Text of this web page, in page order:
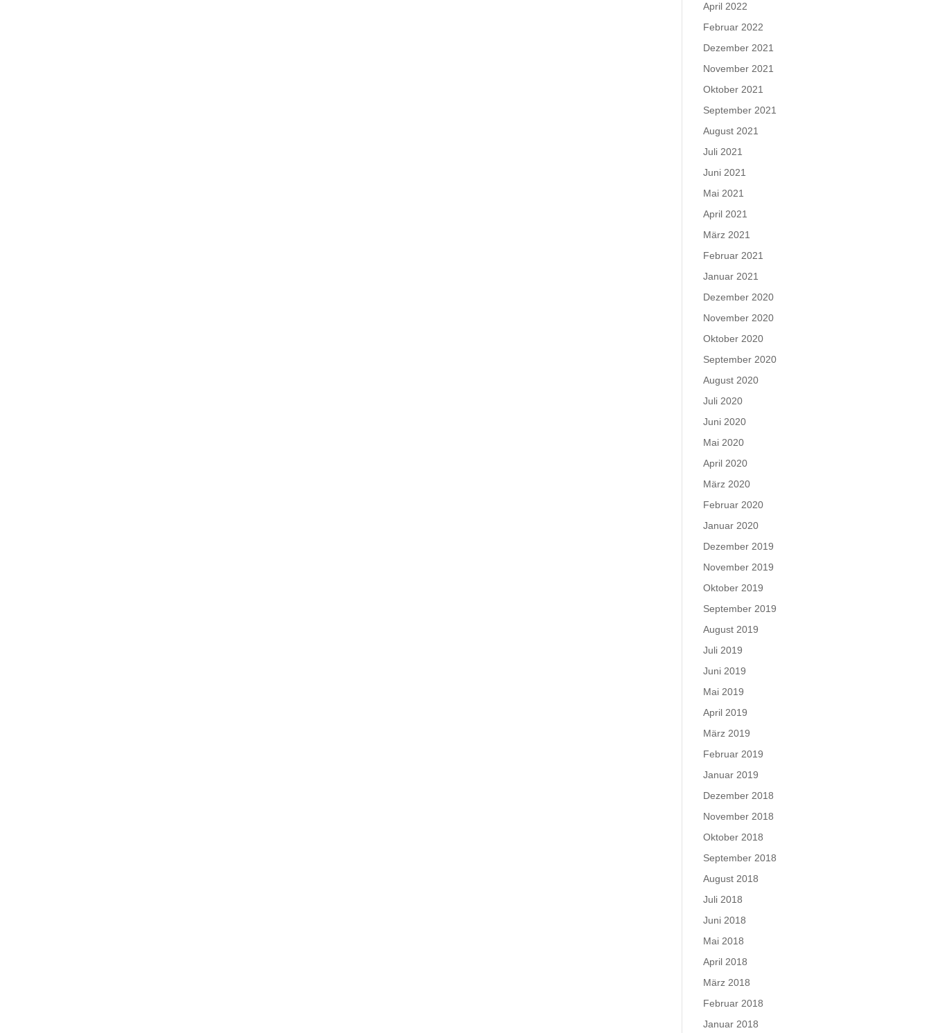
April 2022
Februar 2022
Dezember 2021
November 2021
Oktober 2021
September 2021
August 2021
Juli 2021
Juni 2021
Mai 2021
April 2021
März 2021
Februar 2021
Januar 2021
Dezember 2020
November 2020
Oktober 2020
September 2020
August 2020
Juli 2020
Juni 2020
Mai 2020
April 2020
März 2020
Februar 2020
Januar 2020
Dezember 2019
November 2019
Oktober 2019
September 2019
August 2019
Juli 2019
Juni 2019
Mai 2019
April 2019
März 2019
Februar 2019
Januar 2019
Dezember 2018
November 2018
Oktober 2018
September 2018
August 2018
Juli 2018
Juni 2018
Mai 2018
April 2018
März 2018
Februar 2018
Januar 2018